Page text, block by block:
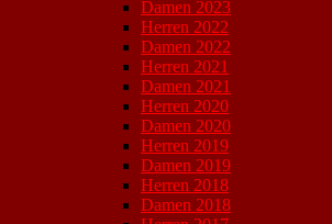
Damen 2023
Herren 2022
Damen 2022
Herren 2021
Damen 2021
Herren 2020
Damen 2020
Herren 2019
Damen 2019
Herren 2018
Damen 2018